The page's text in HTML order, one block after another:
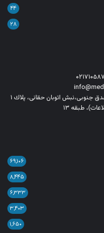
۴۴
۲۸
آدرس: تهران - خیابان میرداماد، خیابان مصدق جنوبی،نبش اتوبان حقانی، پلاك ١
طبقه ۱۳
۶۹,۱۰۶
۸,۴۴۵
۶,۳۳۳
۳,۴۰۳
۱,۶۵۰